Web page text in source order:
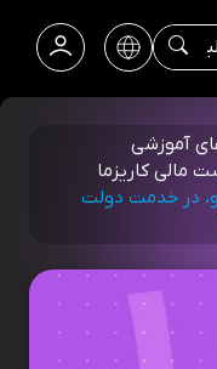
آموزشی
در خدمت دولت